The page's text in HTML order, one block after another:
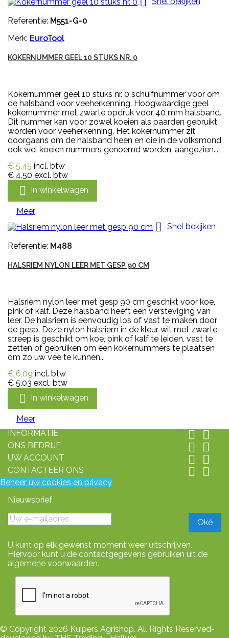
Referentie: M551-G-0
Merk: EuroTool
KOKERNUMMER GEEL 10 STUKS NR. 0
Kokernummer geel 10 stuks nr. 0 schuifnummer voor om
de halsband voor veeherkenning. Hoogwaardige geel
kokernummer met zwarte opdruk voor 40 mm halsband.
Dit nummer kan voor zowel koeien als paarden gebruikt
worden voor veeherkenning. Het kokernummer zit
doorgaans om de halsband heen en die in de volksmond
ook wel koeien nummers genoemd worden, aangezien...
€ 5,45 incl. btw
€ 4,50 excl. btw
 In winkelwagen
Meer
 Snel bekijken
Referentie: M488
HALSRIEM NYLON LEER MET GESP 90 CM
Halsriem nylon leer met gesp 90 cm geschikt voor koe,
pink of kalf. Deze halsband heeft een versteviging van
leer. De halsriem is eenvoudig los of vast te maken door
de gesp. Deze nylon halsriem in de kleur wit met zwarte
streep is geschikt om koe, pink of kalf te leiden, vast te
zetten of gebruiken om een kokernummers te plaatsen
om zo uw vee te kunnen...
€ 6,09 incl. btw
€ 5,03 excl. btw
 In winkelwagen
Meer
INFORMATIE
 
ONS BEDRIJF  
UW ACCOUNT  
CONTACTEER ONS  
Beheer uw cookies en privacy
Nieuwsbrief
U kunt op elk gewenst moment weer uitschrijven.
Hiervoor kunt u de contactgegevens gebruiken uit de
algemene voorwaarden.
© Copyright 2026 Kuipers Agrishop. All Rights Reserved-